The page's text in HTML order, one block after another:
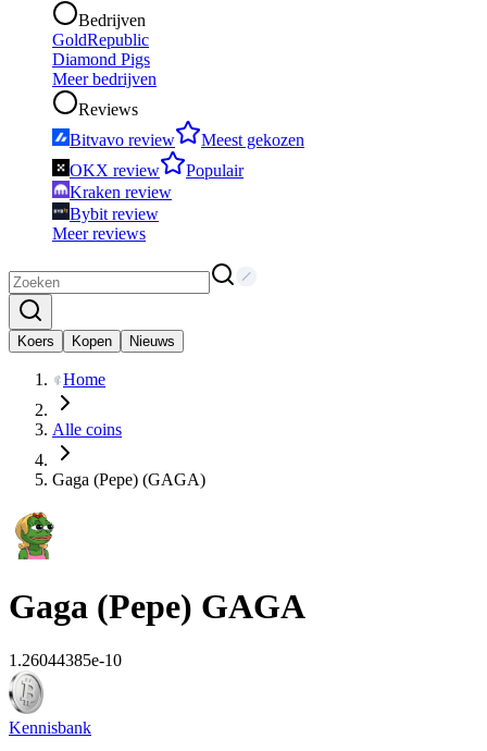
Bedrijven
GoldRepublic
Diamond Pigs
Meer bedrijven
Reviews
Bitvavo review
Meest gekozen
OKX review
Populair
Kraken review
Bybit review
Meer reviews
Koers Kopen Nieuws
Home
Alle coins
Gaga (Pepe) (GAGA)
Gaga (Pepe) GAGA
1.26044385e-10
Kennisbank